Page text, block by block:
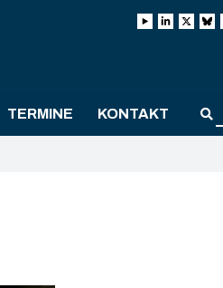
TERMINE KONTAKT